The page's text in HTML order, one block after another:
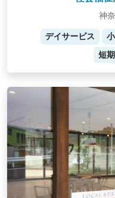
神
デイサービス
短